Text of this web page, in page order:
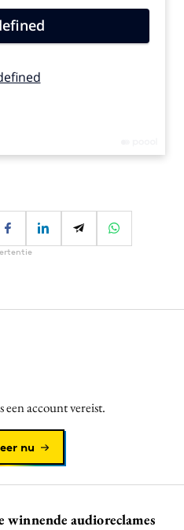
een account vereist.
nu
winnende audioreclames